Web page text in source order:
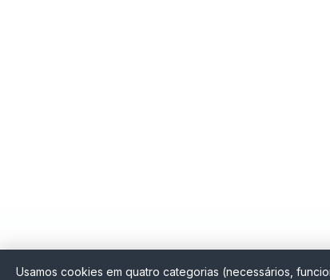
Usamos cookies em quatro categorias (necessários,